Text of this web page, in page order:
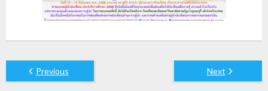
Previous Next